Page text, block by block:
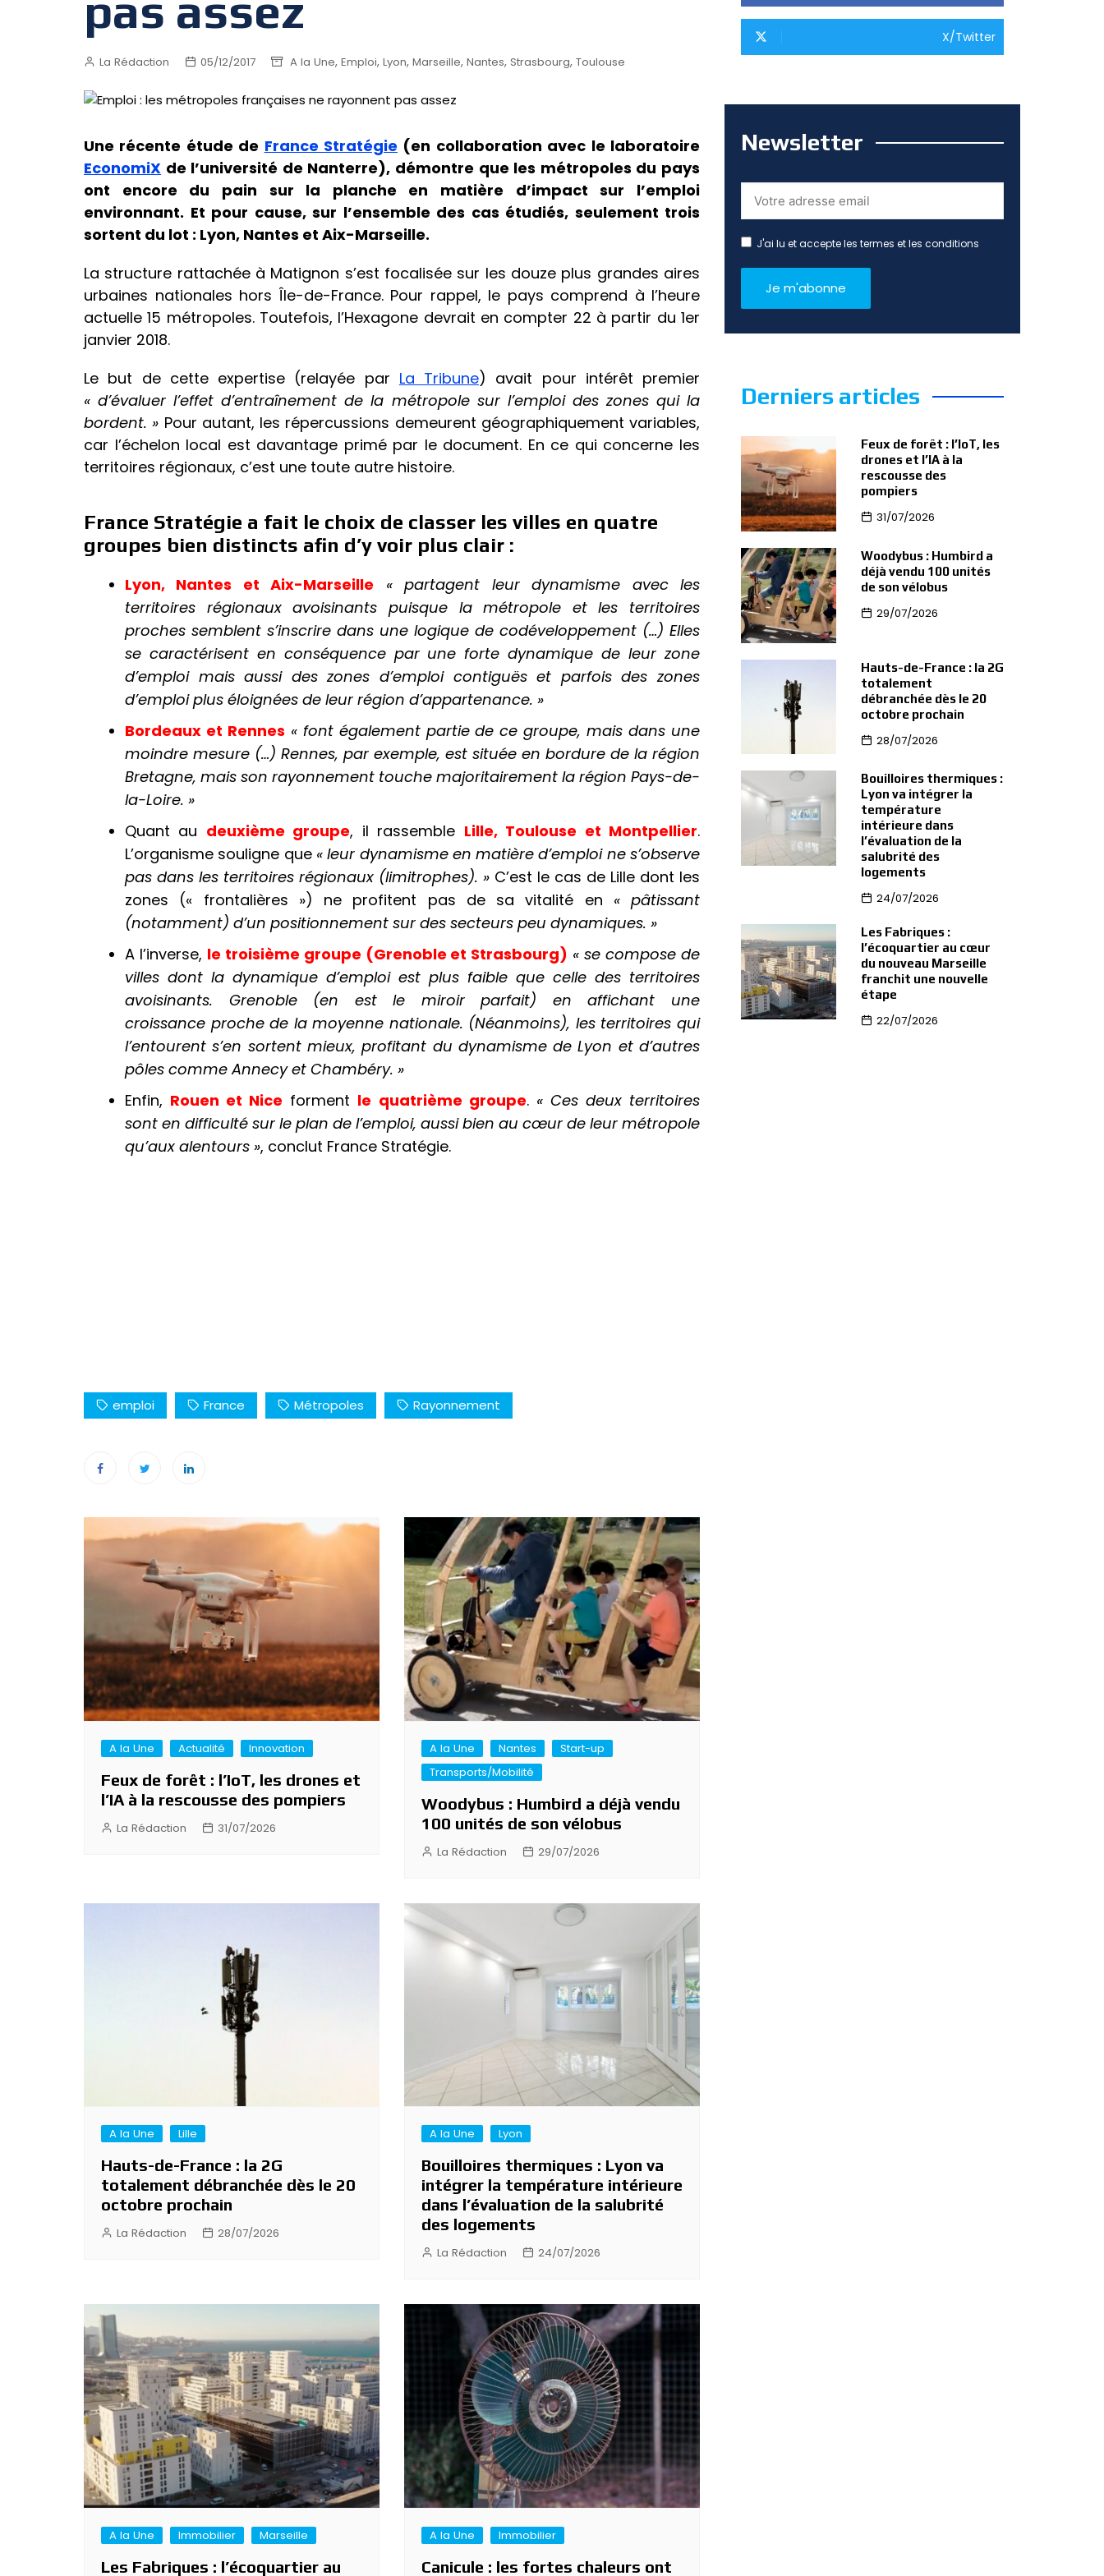
La Rédaction 05/12/2017 A la Une, Emploi, Lyon, Marseille, Nantes, Strasbourg, Toulouse
Une récente étude de France Stratégie (en collaboration avec le laboratoire
EconomiX de l’université de Nanterre), démontre que les métropoles du pays
ont encore du pain sur la planche en matière d’impact sur l’emploi
environnant. Et pour cause, sur l’ensemble des cas étudiés, seulement trois
sortent du lot : Lyon, Nantes et Aix-Marseille.
La structure rattachée à Matignon s’est focalisée sur les douze plus grandes aires
urbaines nationales hors Île-de-France. Pour rappel, le pays comprend à l’heure
actuelle 15 métropoles. Toutefois, l’Hexagone devrait en compter 22 à partir du 1er
janvier 2018.
Le but de cette expertise (relayée par La Tribune) avait pour intérêt premier
« d’évaluer l’effet d’entraînement de la métropole sur l’emploi des zones qui la
bordent. » Pour autant, les répercussions demeurent géographiquement variables,
car l’échelon local est davantage primé par le document. En ce qui concerne les
territoires régionaux, c’est une toute autre histoire.
France Stratégie a fait le choix de classer les villes en quatre
groupes bien distincts afin d’y voir plus clair :
Lyon, Nantes et Aix-Marseille
« partagent leur dynamisme avec les
territoires régionaux avoisinants puisque la métropole et les territoires
proches semblent s’inscrire dans une logique de codéveloppement (…) Elles
se caractérisent en conséquence par une forte dynamique de leur zone
d’emploi mais aussi des zones d’emploi contiguës et parfois des zones
d’emploi plus éloignées de leur région d’appartenance. »
Bordeaux et Rennes « font également partie de ce groupe, mais dans une
moindre mesure (…) Rennes, par exemple, est située en bordure de la région
Bretagne, mais son rayonnement touche majoritairement la région Pays-de-
la-Loire. »
Quant au deuxième groupe, il rassemble Lille, Toulouse et Montpellier.
L’organisme souligne que « leur dynamisme en matière d’emploi ne s’observe
pas dans les territoires régionaux (limitrophes). » C’est le cas de Lille dont les
zones (« frontalières ») ne profitent pas de sa vitalité en « pâtissant
(notamment) d’un positionnement sur des secteurs peu dynamiques. »
A l’inverse, le troisième groupe (Grenoble et Strasbourg) « se compose de
villes dont la dynamique d’emploi est plus faible que celle des territoires
avoisinants. Grenoble (en est le miroir parfait) en affichant une
croissance proche de la moyenne nationale. (Néanmoins), les territoires qui
l’entourent s’en sortent mieux, profitant du dynamisme de Lyon et d’autres
pôles comme Annecy et Chambéry. »
Enfin, Rouen et Nice forment le quatrième groupe. « Ces deux territoires
sont en difficulté sur le plan de l’emploi, aussi bien au cœur de leur métropole
qu’aux alentours », conclut France Stratégie.
emploi France Métropoles Rayonnement
Navigation
l’article
A la Une Actualité Innovation
Feux de forêt : l’IoT, les drones et
l’IA à la rescousse des pompiers
La Rédaction 31/07/2026
A la Une Nantes
Start-up
Transports/Mobilité
Woodybus : Humbird a déjà vendu
100 unités de son vélobus
La Rédaction 29/07/2026
A la Une Lille
Hauts-de-France : la 2G
totalement débranchée dès le 20
octobre prochain
La Rédaction 28/07/2026
A la Une Lyon
Bouilloires thermiques : Lyon va
intégrer la température intérieure
dans l’évaluation de la salubrité
des logements
La Rédaction 24/07/2026
A la Une Immobilier Marseille
Les Fabriques : l’écoquartier au
A la Une Immobilier
Canicule : les fortes chaleurs ont
X/Twitter
Newsletter
J'ai lu et accepte les termes et les conditions
Derniers articles
Feux de forêt : l’IoT, les
drones et l’IA à la
rescousse des
pompiers
31/07/2026
Woodybus : Humbird a
déjà vendu 100 unités
de son vélobus
29/07/2026
Hauts-de-France : la 2G
totalement
débranchée dès le 20
octobre prochain
28/07/2026
Bouilloires thermiques :
Lyon va intégrer la
température
intérieure dans
l’évaluation de la
salubrité des
logements
24/07/2026
Les Fabriques :
l’écoquartier au cœur
du nouveau Marseille
franchit une nouvelle
étape
22/07/2026